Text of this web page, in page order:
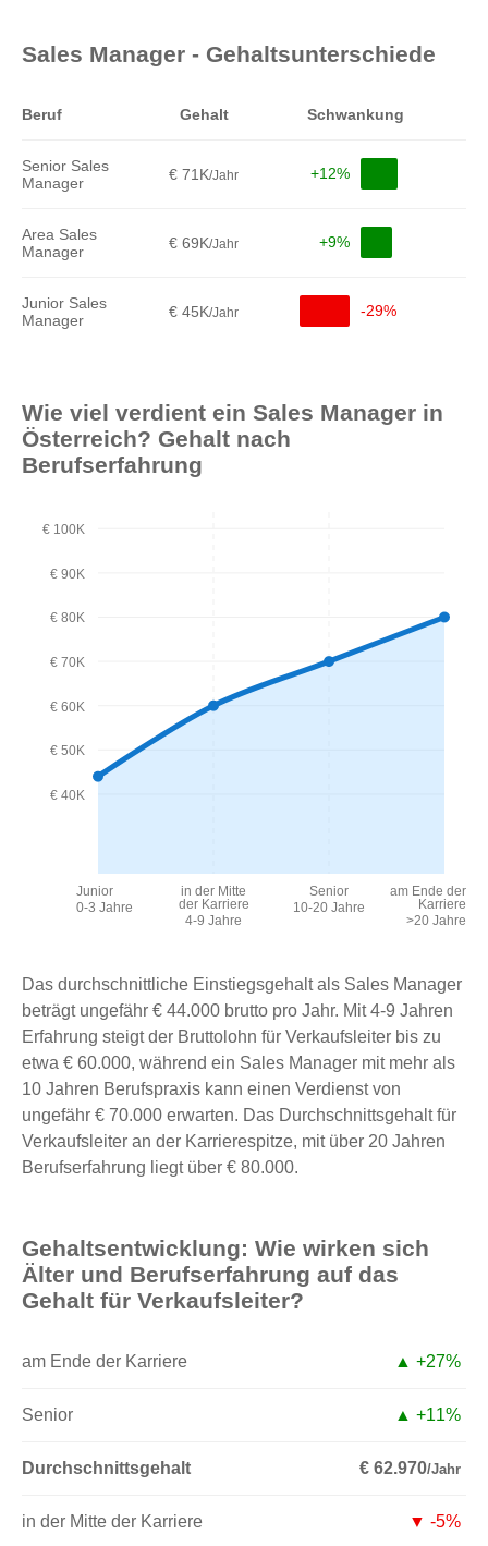
Sales Manager - Gehaltsunterschiede
Beruf Gehalt Schwankung
Senior Sales
Manager
€ 71K/Jahr +12%
Area Sales
Manager
€ 69K/Jahr +9%
Junior Sales
Manager
€ 45K/Jahr -29%
Wie viel verdient ein Sales Manager in
Österreich? Gehalt nach
Berufserfahrung
€ 40K
€ 50K
€ 60K
€ 70K
€ 80K
€ 90K
€ 100K
Junior
0-3 Jahre
in der Mitte
der Karriere
4-9 Jahre
Senior
10-20 Jahre
am Ende der
Karriere
>20 Jahre
Das durchschnittliche Einstiegsgehalt als Sales Manager
beträgt ungefähr € 44.000 brutto pro Jahr. Mit 4-9 Jahren
Erfahrung steigt der Bruttolohn für Verkaufsleiter bis zu
etwa € 60.000, während ein Sales Manager mit mehr als
10 Jahren Berufspraxis kann einen Verdienst von
ungefähr € 70.000 erwarten. Das Durchschnittsgehalt für
Verkaufsleiter an der Karrierespitze, mit über 20 Jahren
Berufserfahrung liegt über € 80.000.
Gehaltsentwicklung: Wie wirken sich
Älter und Berufserfahrung auf das
Gehalt für Verkaufsleiter?
am Ende der Karriere ▲ +27%
Senior ▲ +11%
Durchschnittsgehalt € 62.970/Jahr
in der Mitte der Karriere ▼ -5%